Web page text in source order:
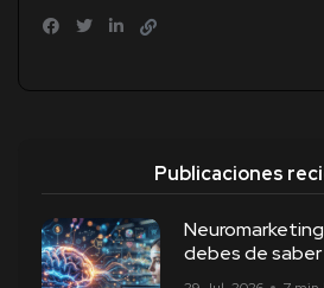
Publicaciones
debes de saber